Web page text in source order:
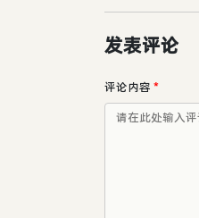
发表评论
评论内容 *